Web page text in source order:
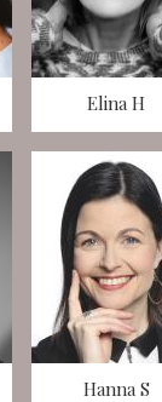
Elina H
Hanna S